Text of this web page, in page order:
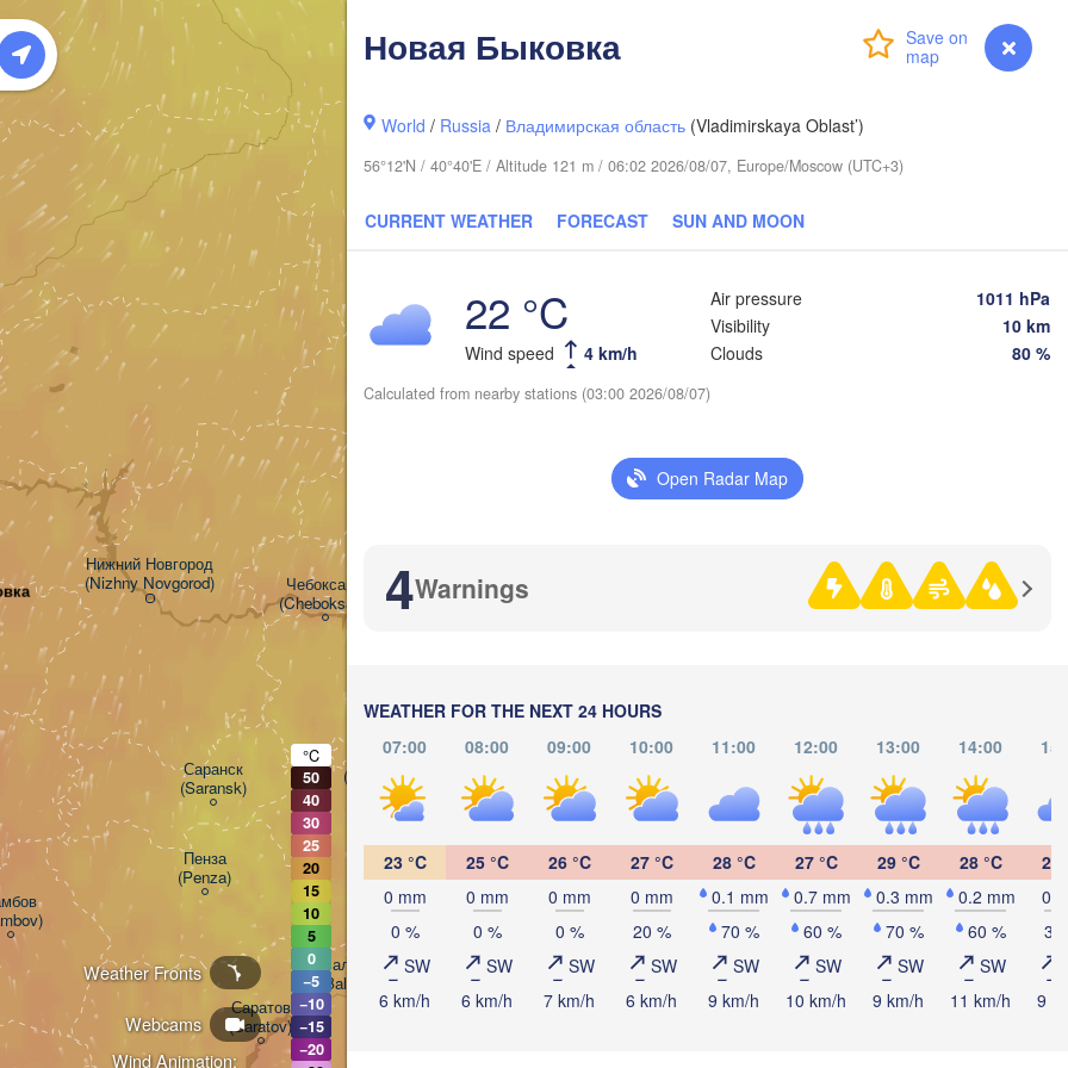
Login myVentusky Forecast
Новая Быковка
World / Russia / Владимирская область (Vladimirskaya Oblast’)
56°12'N / 40°40'E / Altitude 121 m / 06:02 2026/08/07, Europe/Moscow (UTC+3)
CURRENT WEATHER FORECAST SUN AND MOON
22 °C
Wind speed 4 km/h
Air pressure
1011 hPa
Visibility
10 km
Clouds
80 %
Calculated from nearby stations (03:00 2026/08/07)
Open Radar Map
4Warnings
WEATHER FOR THE NEXT 24 HOURS
07:00
08:00 09:00 10:00 11:00 12:00 13:00 14:00
23 °C
0 mm
0 %
SW
6 km/h
25 °C
0 mm
0 %
SW
6 km/h
26 °C
0 mm
0 %
SW
7 km/h
27 °C
0 mm
20 %
SW
6 km/h
28 °C
0.1 mm
70 %
SW
9 km/h
27 °C
0.7 mm
60 %
SW
10 km/h
29 °C
0.3 mm
70 %
SW
9 km/h
28 °C
0.2 mm
60 %
SW
11 km/h
29
0
30
9
Wind Animation:
Webcams
Weather Fronts
Нижний Новгород
(Nizhny Novgorod)
Казань
Киров
(Kirov)
Чебоксары
(Cheboksary)
Самара
(Samara)
(Ufa)
Саратов
(Saratov)
Оренбург
(Orenburg)
Ульяновск
(Ul'yanovsk)
Пенза
(Penza)
Балаково
(Balakovo)
Стерлитамак
(Sterlitamak)
Саранск
(Saransk)
Магнитогорск
(Magnitogorsk)
H
°C
50
40
30
25
20
15
10
5
0
−5
−10
−15
−20